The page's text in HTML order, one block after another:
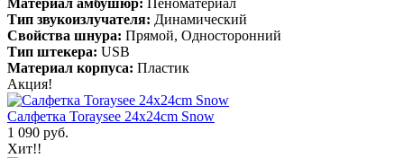
Материал амбушюр: Пеноматериал
Тип звукоизлучателя: Динамический
Свойства шнура: Прямой, Односторонний
Тип штекера: USB
Материал корпуса: Пластик
Акция!
Салфетка Toraysee 24x24cm Snow
1 090 руб.
Хит!!